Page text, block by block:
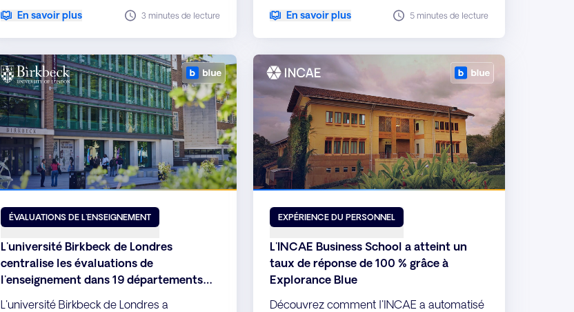
de grands volumes de feedback
d'étudiants en informations exploitables.
En savoir plus 3 minutes de lecture
programmes et transformé le Feedback en
informations stratégiques.
En savoir plus 5 minutes de lecture
ÉVALUATIONS DE L'ENSEIGNEMENT
L'université Birkbeck de Londres
centralise les évaluations de
l'enseignement dans 19 départements
L'université Birkbeck de Londres a
EXPÉRIENCE DU PERSONNEL
L'INCAE Business School a atteint un
taux de réponse de 100 % grâce à
Explorance Blue
Découvrez comment l'INCAE a automatisé